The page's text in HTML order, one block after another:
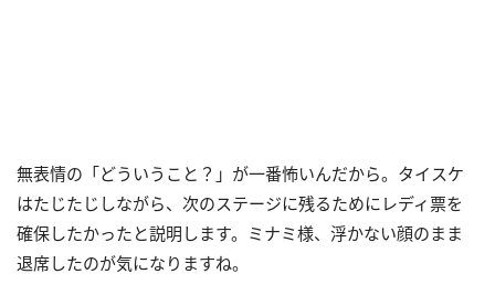
無表情の「どういうこと？」が一番怖いんだから。タイスケ
はたじたじしながら、次のステージに残るためにレディ票を
確保したかったと説明します。ミナミ様、浮かない顔のまま
退席したのが気になりますね。